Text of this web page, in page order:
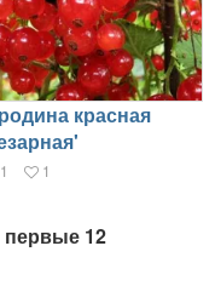
красная
1
12